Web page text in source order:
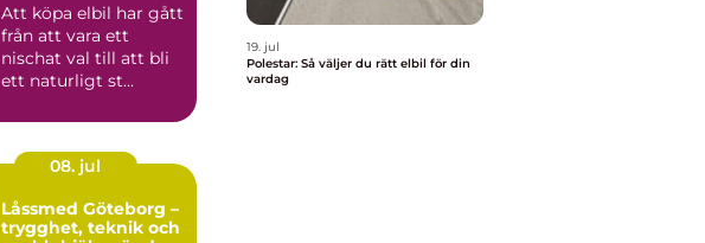
Att köpa elbil har gått
från att vara ett
nischat val till att bli
ett naturligt st...
08. jul
Låssmed Göteborg –
trygghet, teknik och
19. jul
Polestar: Så väljer du rätt elbil för din
vardag